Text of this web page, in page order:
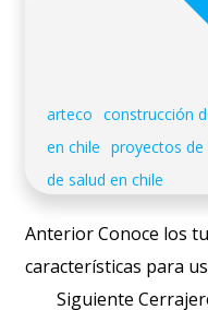
arteco construcción
en chile proyectos de
de salud en chile
Post
navigation
AnteriorConoce los
características para
Post
Siguiente